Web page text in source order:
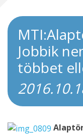
Jobbik
többet